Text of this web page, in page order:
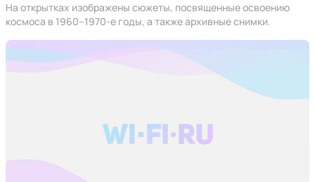
На открытках изображены сюжеты, посвященные освоению
космоса в 1960–1970-е годы, а также архивные снимки.